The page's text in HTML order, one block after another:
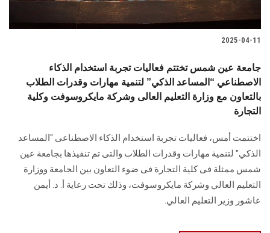
2025-04-11
جامعة عين شمس تختتم فعاليات تجربة استخدام الذكاء
الاصطناعي “المساعد الذكي” لتنمية مهارات وقدرات الطلاب
بالتعاون مع وزارة التعليم العالى وشركة مايكروسوفت وكلية
التجارة
اختتمت أمس، فعاليات تجربة استخدام الذكاء الاصطناعى "المساعد
الذكي" لتنمية مهارات وقدرات الطلاب والتى تم تنفيذها بجامعة عين
شمس ممثلة فى كلية التجارة فى ضوء التعاون بين الجامعة ووزارة
التعليم العالي وشركة مايكروسوفت، وذلك تحت رعاية أ. د. أيمن
عاشور وزير التعليم العالي.